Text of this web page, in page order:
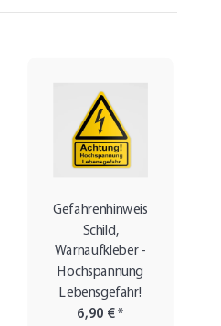
Gefahrenhinweis
Schild,
Warnaufkleber -
Hochspannung
Lebensgefahr!
6,90 €*